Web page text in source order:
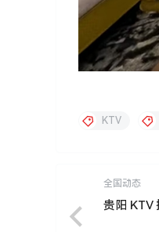
KTV
全国动态
贵阳 KTV